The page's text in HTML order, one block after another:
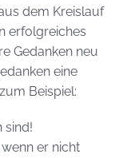
dem Kreislauf
erfolgreiches
Gedanken neu
eine
Beispiel:
sind!
er nicht